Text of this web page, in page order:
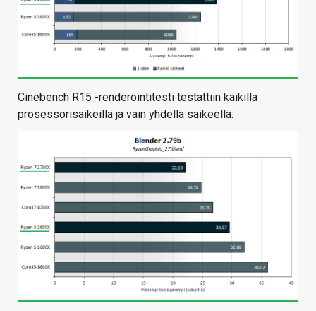
Cinebench R15 -renderöintitesti testattiin kaikilla
prosessorisäikeillä ja vain yhdellä säikeellä.